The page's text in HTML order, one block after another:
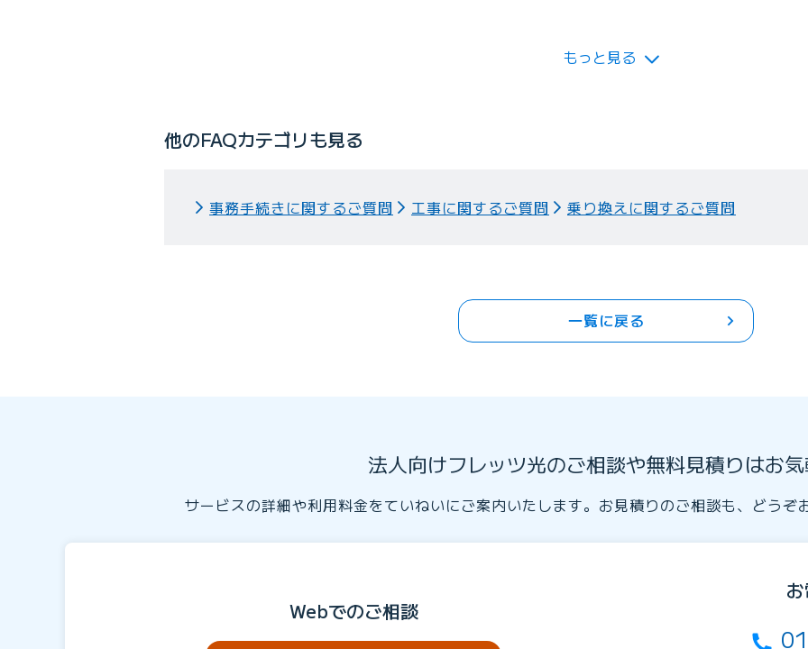
もっと見る
他のFAQカテゴリも見る
事務手続きに関するご質問 工事に関するご質問 乗り換えに関するご質問
一覧に戻る
法人向けフレッツ光のご相談や無料見積りはお
サービスの詳細や利用料金をていねいにご案内いたします。お見積りのご相談も、どうぞ
Webでのご相談